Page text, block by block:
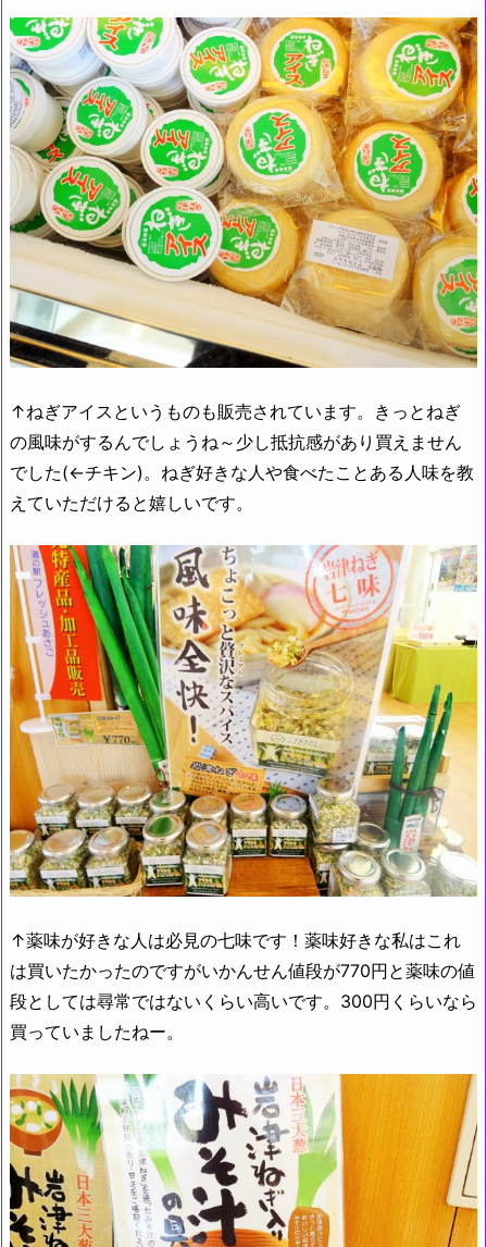
↑ねぎアイスというものも販売されています。きっとねぎ
の風味がするんでしょうね～少し抵抗感があり買えません
でした(←チキン)。ねぎ好きな人や食べたことある人味を教
えていただけると嬉しいです。
↑薬味が好きな人は必見の七味です！薬味好きな私はこれ
は買いたかったのですがいかんせん値段が770円と薬味の値
段としては尋常ではないくらい高いです。300円くらいなら
買っていましたねー。